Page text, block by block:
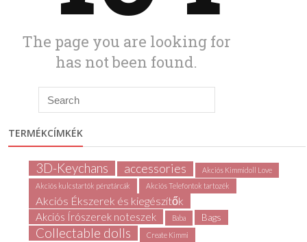
TERMÉKCÍMKÉK
3D-Keychans accessories
Akciós Kimmidoll Love
Akciós kulcstartók pénztárcák
Akciós Telefontok tartozék
Akciós Ékszerek és kiegészítők
Akciós Írószerek noteszek Baba Bags
Collectable dolls Create Kimmi